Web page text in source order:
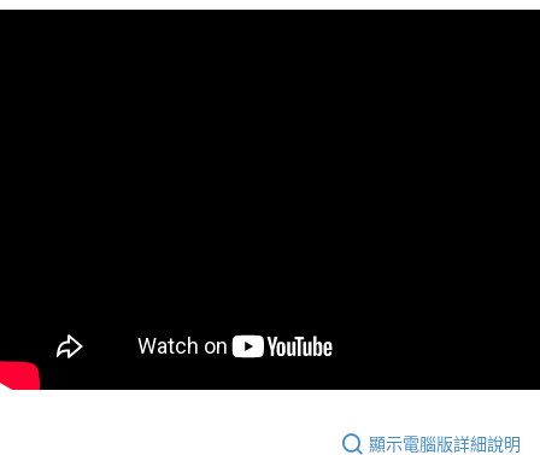
ATM付款
付款後7-11取貨
每筆NT$60
顯示電腦版詳細說明